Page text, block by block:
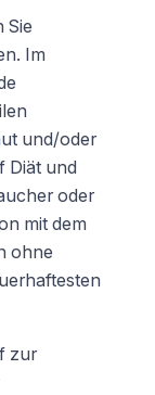
Sie
Im
und/oder
Diät und
oder
mit dem
ohne
zur